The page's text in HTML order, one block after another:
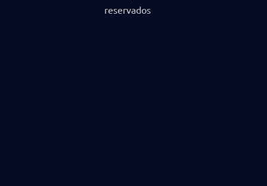
reservados